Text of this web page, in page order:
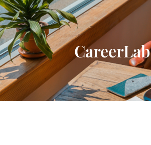
内
容
を
ス
キ
ッ
プ
CareerLab